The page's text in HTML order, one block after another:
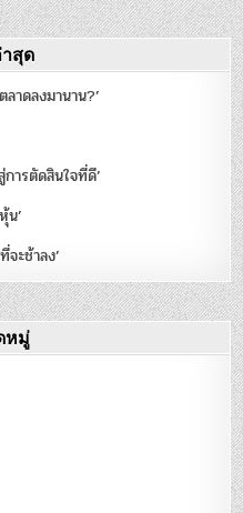
าสุด
าดลงมานาน?’
ารตัดสินใจที่ดี’
’
ะช้าลง’
หมู่